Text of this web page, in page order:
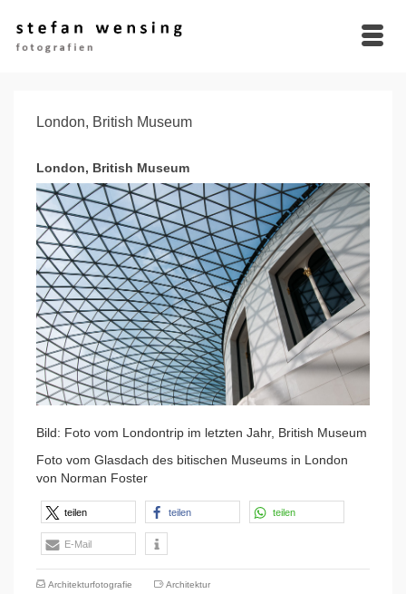
London, British Museum
London, British Museum
Bild: Foto vom Londontrip im letzten Jahr, British Museum
Foto vom Glasdach des bitischen Museums in London
von Norman Foster
teilen teilen teilen
E-Mail
Architekturfotografie Architektur